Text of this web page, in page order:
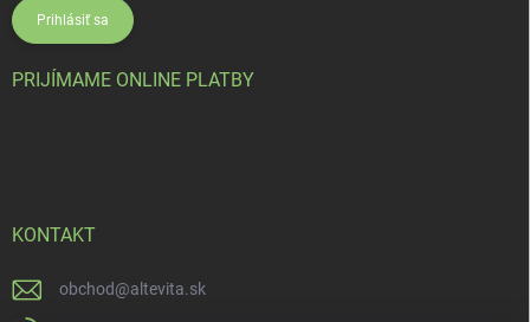
Prihlásiť sa
PRIJÍMAME ONLINE PLATBY
KONTAKT
obchod@altevita.sk